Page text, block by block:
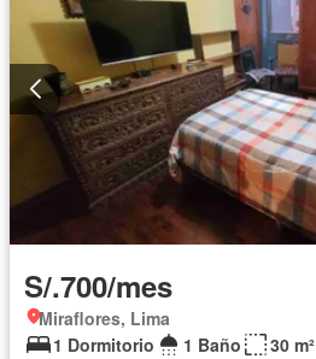
S/.700/mes
Miraflores, Lima
1 Dormitorio
1 Baño
30 m²